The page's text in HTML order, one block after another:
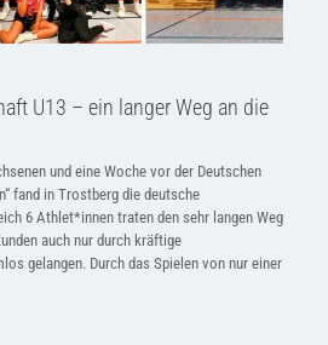
U13 – ein langer Weg an die
und eine Woche vor der Deutschen
fand in Trostberg die deutsche
6 Athlet*innen traten den sehr langen Weg
auch nur durch kräftige
gelangen. Durch das Spielen von nur einer